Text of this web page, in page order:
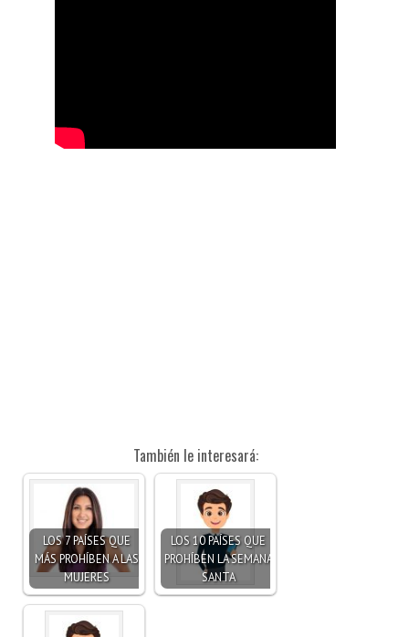
También le interesará:
LOS 7 PAÍSES QUE
MÁS PROHÍBEN A LAS
MUJERES
LOS 10 PAÍSES QUE
PROHÍBEN LA SEMANA
SANTA